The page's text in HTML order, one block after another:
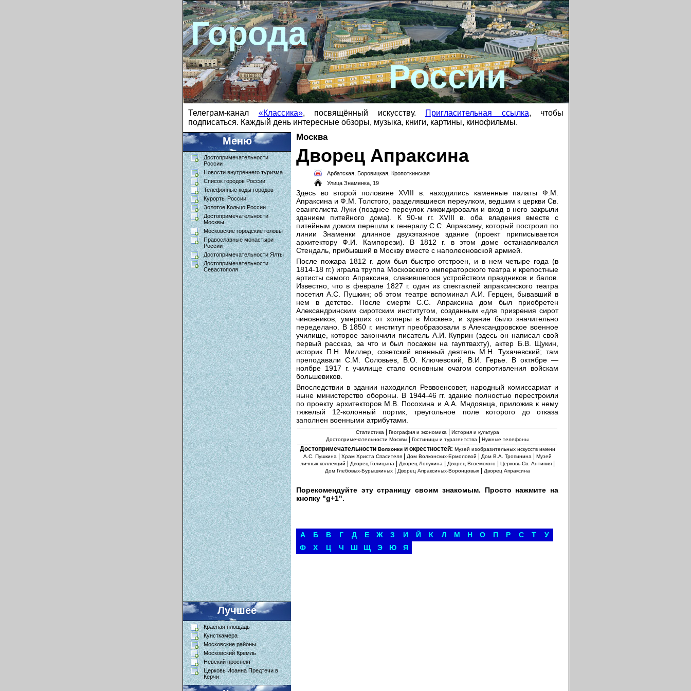
Города
России
Телеграм-канал «Классика», посвящённый искусству. Пригласительная ссылка, чтобы
подписаться. Каждый день интересные обзоры, музыка, книги, картины, кинофильмы.
Москва
Дворец Апраксина
Арбатская, Боровицкая, Кропоткинская
Улица Знаменка, 19
Здесь во второй половине XVIII в. находились каменные палаты Ф.М.
Апраксина и Ф.М. Толстого, разделявшиеся переулком, ведшим к церкви Св.
евангелиста Луки (позднее переулок ликвидировали и вход в него закрыли
зданием питейного дома). К 90-м гг. XVIII в. оба владения вместе с
питейным домом перешли к генералу С.С. Апраксину, который построил по
линии Знаменки длинное двухэтажное здание (проект приписывается
архитектору Ф.И. Кампорези). В 1812 г. в этом доме останавливался
Стендаль, прибывший в Москву вместе с наполеоновской армией.
После пожара 1812 г. дом был быстро отстроен, и в нем четыре года (в
1814-18 гг.) играла труппа Московского императорского театра и крепостные
артисты самого Апраксина, славившегося устройством праздников и балов.
Известно, что в феврале 1827 г. один из спектаклей апраксинского театра
посетил А.С. Пушкин; об этом театре вспоминал А.И. Герцен, бывавший в
нем в детстве. После смерти С.С. Апраксина дом был приобретен
Александринским сиротским институтом, созданным «для призрения сирот
чиновников, умерших от холеры в Москве», и здание было значительно
переделано. В 1850 г. институт преобразовали в Александровское военное
училище, которое закончили писатель А.И. Куприн (здесь он написал свой
первый рассказ, за что и был посажен на гауптвахту), актер Б.В. Щукин,
историк П.Н. Миллер, советский военный деятель М.Н. Тухачевский; там
преподавали С.М. Соловьев, В.О. Ключевский, В.И. Герье. В октябре —
ноябре 1917 г. училище стало основным очагом сопротивления войскам
большевиков.
Впоследствии в здании находился Реввоенсовет, народный комиссариат и
ныне министерство обороны. В 1944-46 гг. здание полностью перестроили
по проекту архитекторов М.В. Посохина и А.А. Мндоянца, приложив к нему
тяжелый 12-колонный портик, треугольное поле которого до отказа
заполнен военными атрибутами.
Статистика| География и экономика|
История и культура
Достопримечательности Москвы
Гостиницы и турагентства Нужные телефоны
Достопримечательности Волхонкии окрестностей: Музей изобразительных искусств имени
А.С. Пушкина| Храм Христа Спасителя| Дом Волконских-Ермоловой Дом В.А. Тропинина|
Музей
личных коллекций
Дворец Голицына| Дворец Лопухина| Дворец Вяземского| Церковь Св. Антипия|
Дом Глебовых-Бурышкиных| Дворец Апраксиных-Воронцовых| Дворец Апраксина
Порекомендуйте эту страницу своим знакомым. Просто нажмите на
кнопку "g+1".
А Б В Г Д Е Ж З И Й К Л М Н О П Р С Т
У
Ф
Х Ц Ч Ш Щ Э Ю Я
Меню
Достопримечательности
России
Новости внутреннего туризма
Список городов России
Телефонные коды городов
Курорты России
Золотое Кольцо России
Достопримечательности
Москвы
Московские городские головы
Православные монастыри
России
Достопримечательности Ялты
Достопримечательности
Севастополя
Лучшее
Красная площадь
Кунсткамера
Московские районы
Московский Кремль
Невский проспект
Церковь Иоанна Предтечи в
Керчи